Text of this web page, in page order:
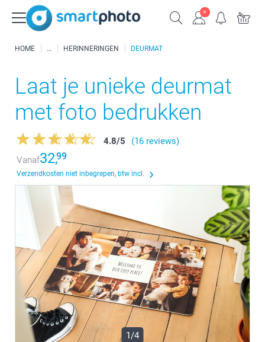
HOME HERINNERINGEN DEURMAT
Laat je unieke deurmat
met foto bedrukken
4.8/5
(16 reviews)
Vanaf32,99
Verzendkosten niet inbegrepen, btw incl.
1/4